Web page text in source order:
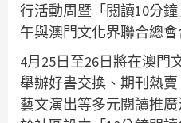
行活動周暨「閱讀10分
午與澳門文化界聯合總會
4月25日至26日將在澳門
舉辦好書交換、期刊熱
藝文演出等多元閱讀推